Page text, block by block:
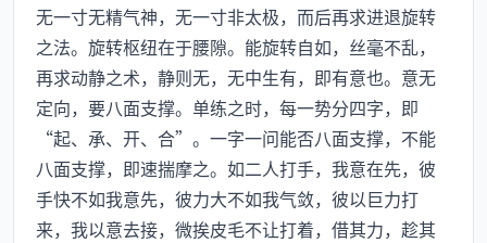
无一寸无精气神，无一寸非太极，而后再求进退旋转
之法。旋转枢纽在于腰隙。能旋转自如，丝毫不乱，
再求动静之术，静则无，无中生有，即有意也。意无
定向，要八面支撑。单练之时，每一势分四字，即
“起、承、开、合”。一字一问能否八面支撑，不能
八面支撑，即速揣摩之。如二人打手，我意在先，彼
手快不如我意先，彼力大不如我气敛，彼以巨力打
来，我以意去接，微挨皮毛不让打着，借其力，趁其